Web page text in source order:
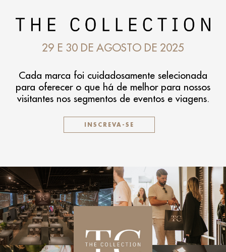
29 E 30 DE AGOSTO DE 2025
Cada marca foi cuidadosamente selecionada
para oferecer o que há de melhor para nossos
visitantes nos segmentos de eventos e viagens.
INSCREVA-SE